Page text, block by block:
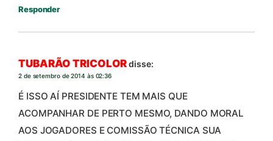
Responder
TUBARÃO TRICOLORdisse:
2 de setembro de 2014 às 02:36
É ISSO AÍ PRESIDENTE TEM MAIS QUE
ACOMPANHAR DE PERTO MESMO, DANDO MORAL
AOS JOGADORES E COMISSÃO TÉCNICA SUA